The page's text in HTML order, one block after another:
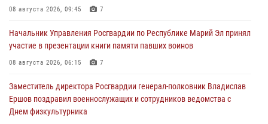
08 августа 2026, 09:45 7
Начальник Управления Росгвардии по Республике Марий Эл принял
участие в презентации книги памяти павших воинов
08 августа 2026, 06:15 7
Заместитель директора Росгвардии генерал-полковник Владислав
Ершов поздравил военнослужащих и сотрудников ведомства с
Днем физкультурника